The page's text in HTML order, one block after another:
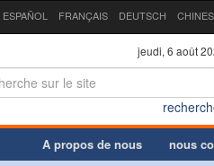
ESPAÑOL FRANÇAIS DEUTSCH
jeudi, 6 août
A propos de nous nous